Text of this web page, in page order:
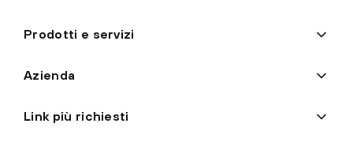
Prodotti e servizi
Azienda
Link più richiesti